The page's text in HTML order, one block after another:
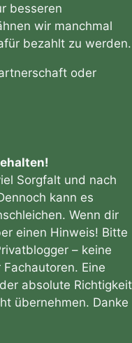
besseren
wir manchmal
bezahlt zu werden.
oder
Sorgfalt und nach
kann es
Wenn dir
einen Hinweis! Bitte
– keine
Eine
absolute Richtigkeit
übernehmen. Danke